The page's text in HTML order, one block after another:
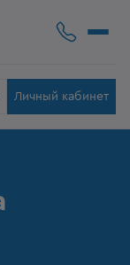
Личный кабинет